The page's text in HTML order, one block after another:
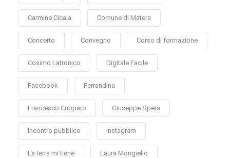
Carmine Cicala Comune di Matera
Concerto Convegno Corso di formazione
Cosimo Latronico Digitale Facile
Facebook Ferrandina
Francesco Cupparo Giuseppe Spera
Incontro pubblico Instagram
La terra mi tiene Laura Mongiello